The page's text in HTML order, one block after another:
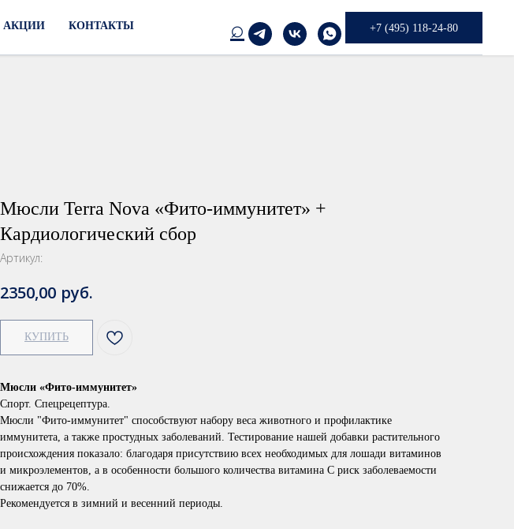
АКЦИИ КОНТАКТЫ ⌕ +7 (495) 118-24-80
Мюсли Terra Nova «Фито-иммунитет» +
Кардиологический сбор
Артикул:
2350,00 руб.
КУПИТЬ
Мюсли «Фито-иммунитет»
Спорт. Спецрецептура.
Мюсли "Фито-иммунитет" способствуют набору веса животного и профилактике
иммунитета, а также простудных заболеваний. Тестирование нашей добавки растительного
происхождения показало: благодаря присутствию всех необходимых для лошади витаминов
и микроэлементов, а в особенности большого количества витамина С риск заболеваемости
снижается до 70%.
Рекомендуется в зимний и весенний периоды.